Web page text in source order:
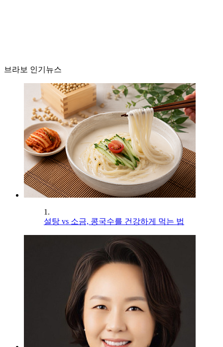
브라보 인기뉴스
1.
설탕 vs 소금, 콩국수를 건강하게 먹는 법